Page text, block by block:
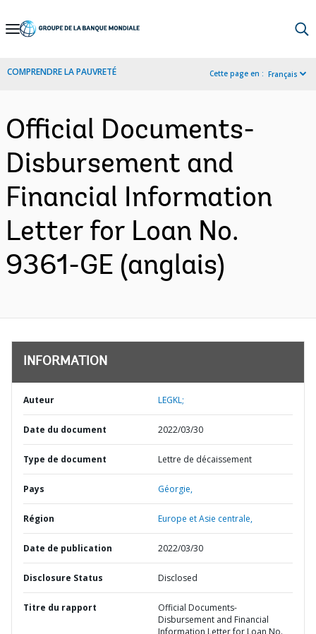
Skip
Navigation
COMPRENDRE LA PAUVRETÉ Cette page en : Français
Official Documents-
Disbursement and
Financial Information
Letter for Loan No.
9361-GE (anglais)
INFORMATION
Auteur LEGKL;
Date du document 2022/03/30
Type de document Lettre de décaissement
Pays Géorgie,
Région Europe et Asie centrale,
Date de publication 2022/03/30
Disclosure Status Disclosed
Titre du rapport
Official Documents-
Disbursement and Financial
Information Letter for Loan No.